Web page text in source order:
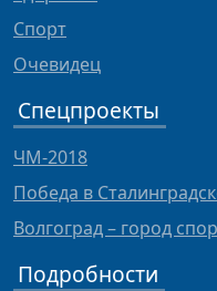
Спорт
Очевидец
Спецпроекты
ЧМ-2018
Победа в
Волгоград – город
Подробности